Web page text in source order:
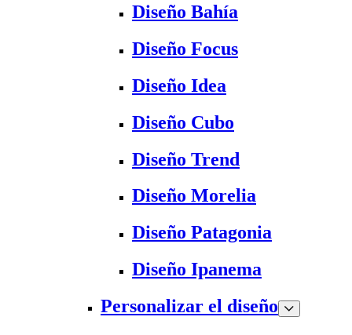
Diseño Bahía
Diseño Focus
Diseño Idea
Diseño Cubo
Diseño Trend
Diseño Morelia
Diseño Patagonia
Diseño Ipanema
Personalizar el diseño